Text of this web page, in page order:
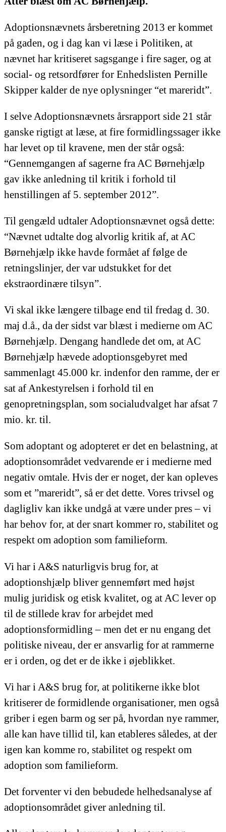
Adoptionsnævnets årsberetning 2013 er kommet
på gaden, og i dag kan vi læse i Politiken, at
nævnet har kritiseret sagsgange i fire sager, og at
social- og retsordfører for Enhedslisten Pernille
Skipper kalder de nye oplysninger “et mareridt”.
I selve Adoptionsnævnets årsrapport side 21 står
ganske rigtigt at læse, at fire formidlingssager ikke
har levet op til kravene, men der står også:
“Gennemgangen af sagerne fra AC Børnehjælp
gav ikke anledning til kritik i forhold til
henstillingen af 5. september 2012”.
Til gengæld udtaler Adoptionsnævnet også dette:
“Nævnet udtalte dog alvorlig kritik af, at AC
Børnehjælp ikke havde formået af følge de
retningslinjer, der var udstukket for det
ekstraordinære tilsyn”.
Vi skal ikke længere tilbage end til fredag d. 30.
maj d.å., da der sidst var blæst i medierne om AC
Børnehjælp. Dengang handlede det om, at AC
Børnehjælp hævede adoptionsgebyret med
sammenlagt 45.000 kr. indenfor den ramme, der er
sat af Ankestyrelsen i forhold til en
genopretningsplan, som socialudvalget har afsat 7
mio. kr. til.
Som adoptant og adopteret er det en belastning, at
adoptionsområdet vedvarende er i medierne med
negativ omtale. Hvis der er noget, der kan opleves
som et ”mareridt”, så er det dette. Vores trivsel og
dagligliv kan ikke undgå at være under pres – vi
har behov for, at der snart kommer ro, stabilitet og
respekt om adoption som familieform.
Vi har i A&S naturligvis brug for, at
adoptionshjælp bliver gennemført med højst
mulig juridisk og etisk kvalitet, og at AC lever op
til de stillede krav for arbejdet med
adoptionsformidling – men det er nu engang det
politiske niveau, der er ansvarlig for at rammerne
er i orden, og det er de ikke i øjeblikket.
Vi har i A&S brug for, at politikerne ikke blot
kritiserer de formidlende organisationer, men også
griber i egen barm og ser på, hvordan nye rammer,
alle kan have tillid til, kan etableres således, at der
igen kan komme ro, stabilitet og respekt om
adoption som familieform.
Det forventer vi den bebudede helhedsanalyse af
adoptionsområdet giver anledning til.